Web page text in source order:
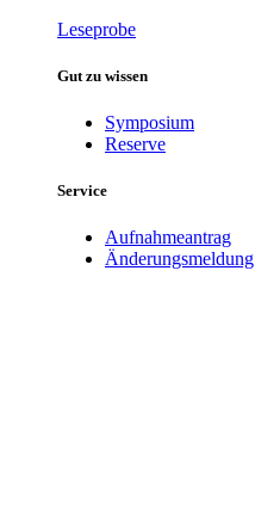
Leseprobe
Gut zu wissen
Symposium
Reserve
Service
Aufnahmeantrag
Änderungsmeldung